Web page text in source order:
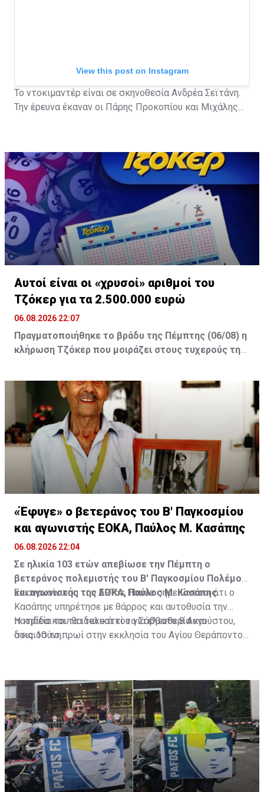
View this post on Instagram
A post shared by ERTflix (@ertflix)
Το ντοκιμαντέρ είναι σε σκηνοθεσία Ανδρέα Σεϊτάνη.
Την έρευνα έκαναν οι Πάρης Προκοπίου και Μιχάλης
Αυτοί είναι οι «χρυσοί» αριθμοί του
Τζόκερ για τα 2.500.000 ευρώ
06.08.2026 22:07
Πραγματοποιήθηκε το βράδυ της Πέμπτης (06/08) η
κλήρωση Τζόκερ που μοιράζει στους τυχερούς της
Οι τυχεροί αριθμοί της αποψινής κλήρωσης είναι: 16,
13, 1, 30, 7 και Τζόκερ: 15
«Έφυγε» ο βετεράνος του Β' Παγκοσμίου
και αγωνιστής ΕΟΚΑ, Παύλος Μ. Κασάπης
06.08.2026 22:04
Σε ηλικία 103 ετών απεβίωσε την Πέμπτη ο
βετεράνος πολεμιστής του Β' Παγκοσμίου Πολέμου
και αγωνιστής της ΕΟΚΑ, Παύλος Μ. Κασάπης.
Σε ανακοίνωση του ARTos House σημειώνεται ότι ο
Κασάπης υπηρέτησε με θάρρος και αυτοθυσία την
πατρίδα και τα ιδανικά του για ελευθερία και
δικαιοσύνη.
Η κηδεία του θα τελεστεί το Σάββατο 8 Αυγούστου,
στις 10 το πρωί στην εκκλησία του Αγίου Θεράποντος
Πηγή: ΚΥΠΕ